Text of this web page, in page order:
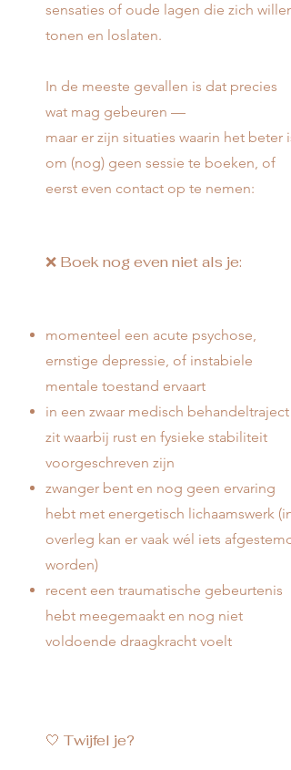
sensaties of oude lagen die zich willen
tonen en loslaten.
In de meeste gevallen is dat precies
wat mag gebeuren —
maar er zijn situaties waarin het beter is
om (nog) geen sessie te boeken, of
eerst even contact op te nemen:
❌ Boek nog even niet als je:
momenteel een acute psychose,
ernstige depressie, of instabiele
mentale toestand ervaart
in een zwaar medisch behandeltraject
zit waarbij rust en fysieke stabiliteit
voorgeschreven zijn
zwanger bent en nog geen ervaring
hebt met energetisch lichaamswerk (in
overleg kan er vaak wél iets afgestemd
worden)
recent een traumatische gebeurtenis
hebt meegemaakt en nog niet
voldoende draagkracht voelt
🤍 Twijfel je?